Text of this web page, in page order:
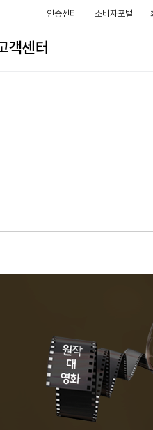
인증센터 소비자포털
객센터